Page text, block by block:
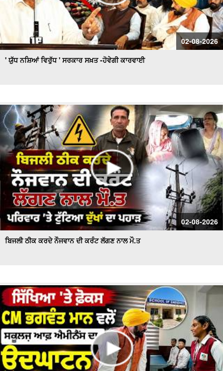
02-08-2026
' ਯੁੱਧ ਨਸ਼ਿਆਂ ਵਿਰੁੱਧ ' ਸਰਕਾਰ ਸਖ਼ਤ -ਹੋਵੇਗੀ ਕਾਰਵਾਈ
02-08-2026
ਬਿਜਲੀ ਠੀਕ ਕਰਦੇ ਨੌਜਵਾਨ ਦੀ ਕਰੰਟ ਲੱਗਣ ਨਾਲ ਮੌ.ਤ